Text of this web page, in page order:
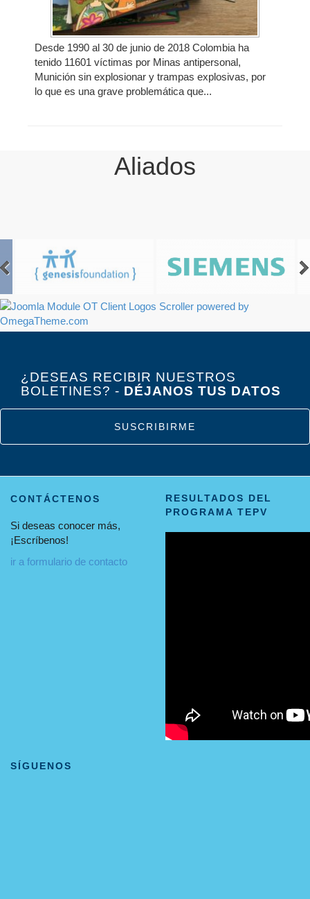
Desde 1990 al 30 de junio de 2018 Colombia ha
tenido 11601 víctimas por Minas antipersonal,
Munición sin explosionar y trampas explosivas, por
lo que es una grave problemática que...
Aliados
¿DESEAS RECIBIR NUESTROS
BOLETINES? - DÉJANOS TUS DATOS
SUSCRIBIRME
CONTÁCTENOS
Si deseas conocer más,
¡Escríbenos!
ir a formulario de contacto
RESULTADOS DEL
PROGRAMA TEPV
SÍGUENOS